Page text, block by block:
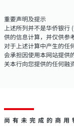
重要声明及提示
上述所列并不是华侨银
供的信息计算，并仅供参
对于上述计算中产生的任
会承担因使用本网站提供
关本行向您提供的任何融
尚有未完成的商用